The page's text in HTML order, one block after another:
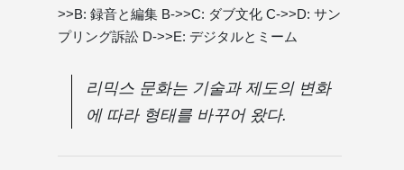
>>B: 録音と編集 B->>C: ダブ文化 C->>D: サン
プリング訴訟 D->>E: デジタルとミーム
리믹스 문화는 기술과 제도의 변화
에 ​​따라 형태를 바꾸어 왔다.